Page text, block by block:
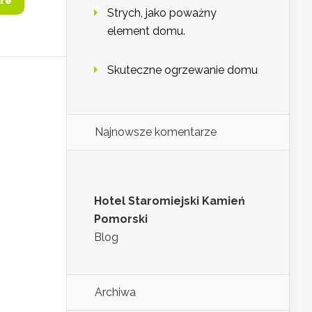
Strych, jako poważny
element domu.
Skuteczne ogrzewanie domu
Najnowsze komentarze
Hotel Staromiejski Kamień
Pomorski
Blog
Archiwa